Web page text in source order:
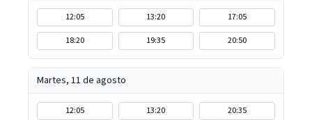
12:05 13:20
17:05
18:20
19:35 20:50
Martes, 11 de agosto
12:05 13:20
20:35